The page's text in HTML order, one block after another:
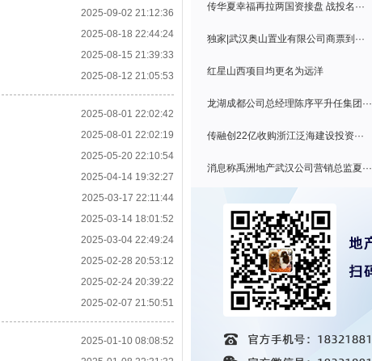
2025-09-02 21:12:36
2025-08-18 22:44:24
2025-08-15 21:39:33
2025-08-12 21:05:53
2025-08-01 22:02:42
2025-08-01 22:02:19
2025-05-20 22:10:54
2025-04-14 19:32:27
2025-03-17 22:11:44
2025-03-14 18:01:52
2025-03-04 22:49:24
2025-02-28 20:53:12
2025-02-24 20:39:22
2025-02-07 21:50:51
2025-01-10 08:08:52
传华夏幸福再拉两国资接盘 战投名···
独家|武汉奥山置业有限公司商票到···
红星山西项目均更名为远洋
龙湖成都公司总经理陈序平升任集团···
传融创22亿收购浙江泛海建设投资···
消息称禹洲地产武汉公司营销总监夏···